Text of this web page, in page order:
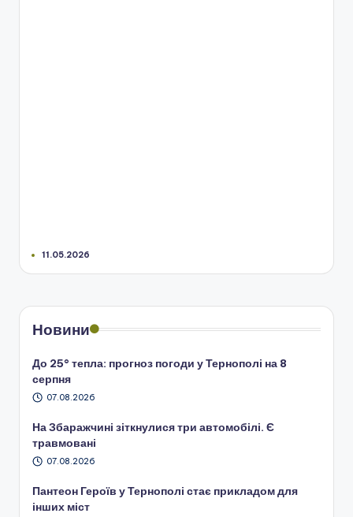
11.05.2026
Новини
До 25° тепла: прогноз погоди у Тернополі на 8
серпня
07.08.2026
На Збаражчині зіткнулися три автомобілі. Є
травмовані
07.08.2026
Пантеон Героїв у Тернополі стає прикладом для
інших міст